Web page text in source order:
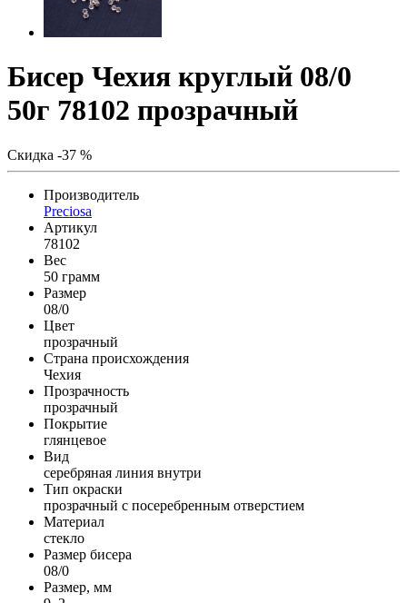
Бисер Чехия круглый 08/0
50г 78102 прозрачный
Скидка -37 %
Производитель
Preciosa
Артикул
78102
Вес
50 грамм
Размер
08/0
Цвет
прозрачный
Страна происхождения
Чехия
Прозрачность
прозрачный
Покрытие
глянцевое
Вид
серебряная линия внутри
Тип окраски
прозрачный с посеребренным отверстием
Материал
стекло
Размер бисера
08/0
Размер, мм